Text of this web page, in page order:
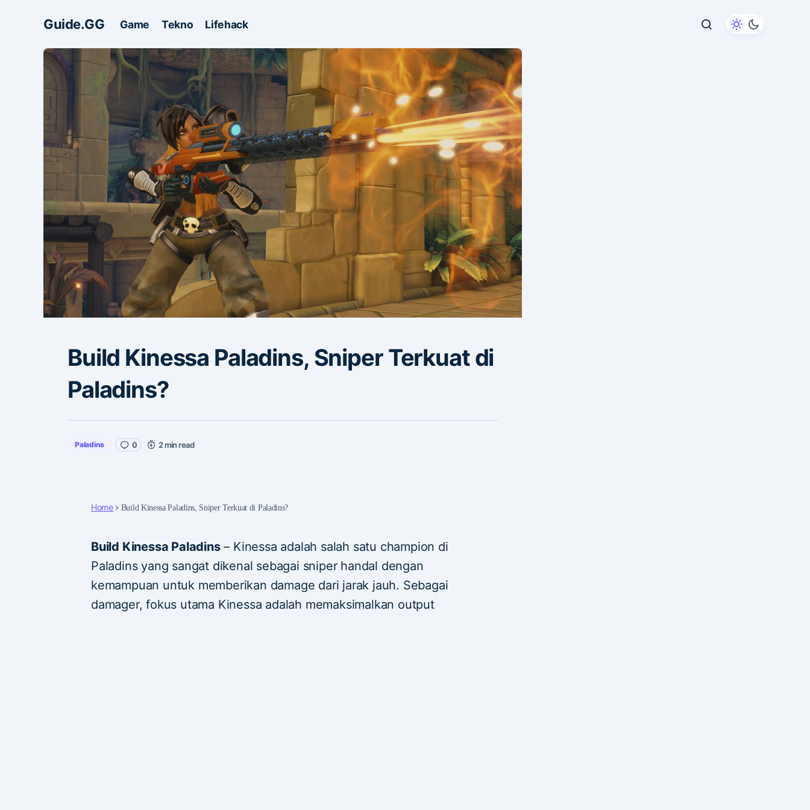
Guide.GG Game Tekno Lifehack
Build Kinessa Paladins, Sniper Terkuat di
Paladins?
Paladins 0 2 min read
Home Build Kinessa Paladins, Sniper Terkuat di Paladins?
Build Kinessa Paladins– Kinessa adalah salah satu champion di
Paladins yang sangat dikenal sebagai sniper handal dengan
kemampuan untuk memberikan damage dari jarak jauh. Sebagai
damager, fokus utama Kinessa adalah memaksimalkan output